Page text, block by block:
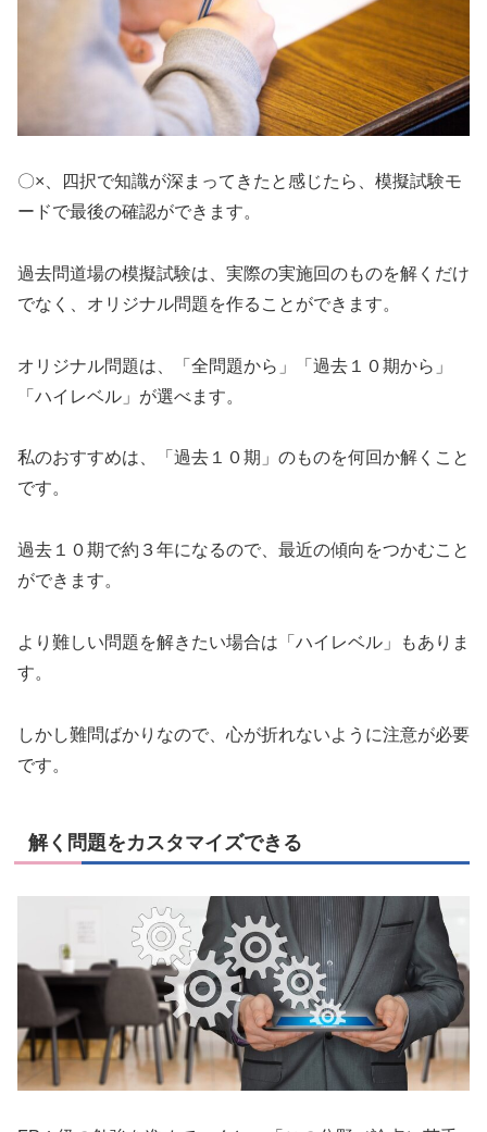
〇×、四択で知識が深まってきたと感じたら、模擬試験モ
ードで最後の確認ができます。
過去問道場の模擬試験は、実際の実施回のものを解くだけ
でなく、オリジナル問題を作ることができます。
オリジナル問題は、「全問題から」「過去１０期から」
「ハイレベル」が選べます。
私のおすすめは、「過去１０期」のものを何回か解くこと
です。
過去１０期で約３年になるので、最近の傾向をつかむこと
ができます。
より難しい問題を解きたい場合は「ハイレベル」もありま
す。
しかし難問ばかりなので、心が折れないように注意が必要
です。
解く問題をカスタマイズできる